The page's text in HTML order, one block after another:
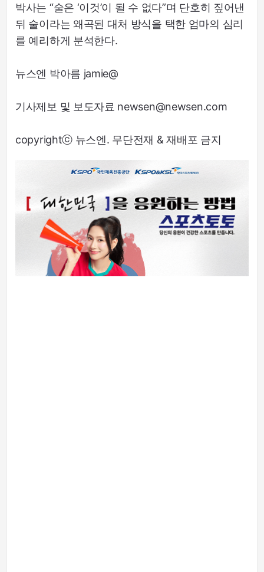
박사는 “술은 ‘이것’이 될 수 없다”며 단호히 짚어낸
뒤 술이라는 왜곡된 대처 방식을 택한 엄마의 심리
를 예리하게 분석한다.
뉴스엔 박아름 jamie@
기사제보 및 보도자료 newsen@newsen.com
copyrightⓒ 뉴스엔. 무단전재 & 재배포 금지